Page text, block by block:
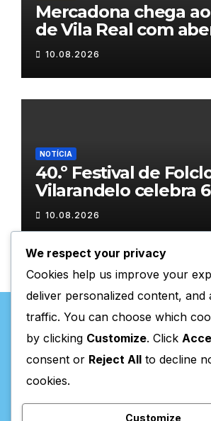
Mercadona chega
de Vila Real com
primeira loja em
10.08.2026
NOTÍCIA
40.º Festival de
Vilarandelo celebra
de tradição
10.08.2026
Valpaços
We respect your privacy
Cookies help us improve your
deliver personalized content, and
traffic. You can choose which
by clicking Customize. Click
consent or Reject All to decline
cookies.
Customize